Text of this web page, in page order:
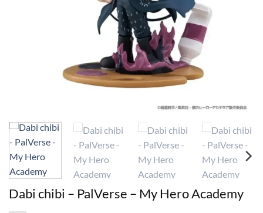
Dabi chibi – PalVerse – My Hero Academy